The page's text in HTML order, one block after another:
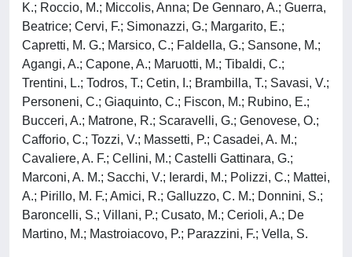
K.; Roccio, M.; Miccolis, Anna; De Gennaro, A.; Guerra,
Beatrice; Cervi, F.; Simonazzi, G.; Margarito, E.;
Capretti, M. G.; Marsico, C.; Faldella, G.; Sansone, M.;
Agangi, A.; Capone, A.; Maruotti, M.; Tibaldi, C.;
Trentini, L.; Todros, T.; Cetin, I.; Brambilla, T.; Savasi, V.;
Personeni, C.; Giaquinto, C.; Fiscon, M.; Rubino, E.;
Bucceri, A.; Matrone, R.; Scaravelli, G.; Genovese, O.;
Cafforio, C.; Tozzi, V.; Massetti, P.; Casadei, A. M.;
Cavaliere, A. F.; Cellini, M.; Castelli Gattinara, G.;
Marconi, A. M.; Sacchi, V.; Ierardi, M.; Polizzi, C.; Mattei,
A.; Pirillo, M. F.; Amici, R.; Galluzzo, C. M.; Donnini, S.;
Baroncelli, S.; Villani, P.; Cusato, M.; Cerioli, A.; De
Martino, M.; Mastroiacovo, P.; Parazzini, F.; Vella, S.